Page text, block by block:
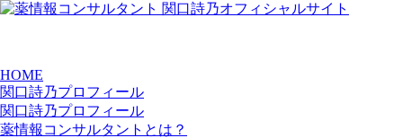
HOME
関口詩乃プロフィール
関口詩乃プロフィール
薬情報コンサルタントとは？